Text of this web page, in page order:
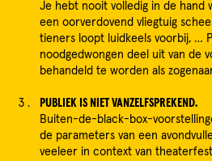
Je hebt nooit volledig in de hand
een oorverdovend vliegtuig
tieners loopt luidkeels voorbij, …
noodgedwongen deel uit van de
behandeld te worden als
PUBLIEK IS NIET VANZELFSPREKEND.
Buiten-de-black-box-
de parameters van een
veeleer in context van